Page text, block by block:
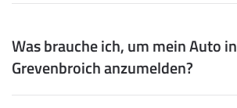
Was brauche ich, um mein Auto in
Grevenbroich anzumelden?